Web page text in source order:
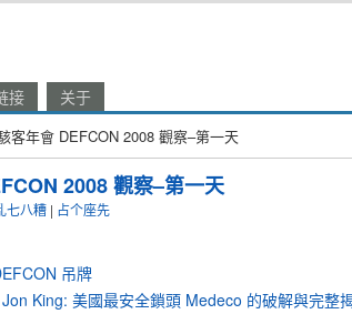
接 关于
客年會 DEFCON 2008 觀察–第一天
2008 觀察–第一天
七八糟 | 占个座先
吊牌
King: 美國最安全鎖頭 Medeco 的破解與完整